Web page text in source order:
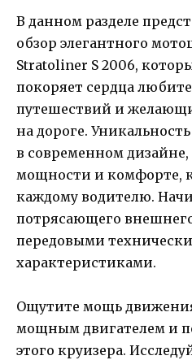
В данном разделе
обзор элегантного
Stratoliner S 2006,
покоряет сердца
путешествий и
на дороге.
в современном дизайне,
мощности и комфорте,
каждому водителю.
потрясающего
передовыми
характеристиками.
Ощутите мощь
мощным двигателем и
этого круизера.